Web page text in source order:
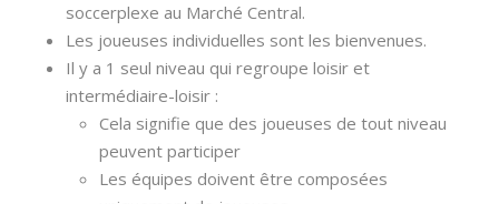
soccerplexe au Marché Central.
Les joueuses individuelles sont les bienvenues.
Il y a 1 seul niveau qui regroupe loisir et
intermédiaire-loisir :
Cela signifie que des joueuses de tout niveau
peuvent participer
Les équipes doivent être composées